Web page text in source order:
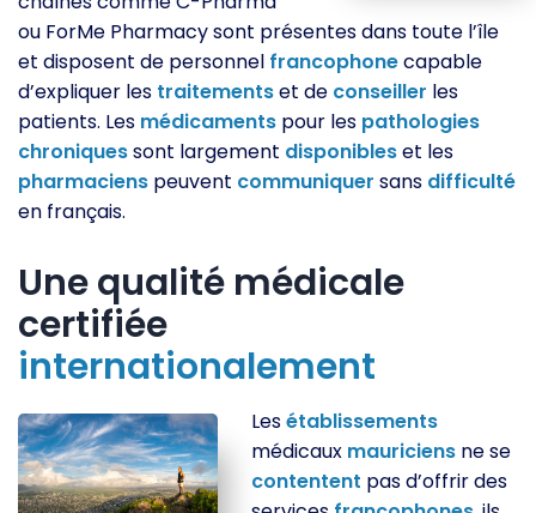
ou ForMe Pharmacy sont présentes dans toute l’île
et disposent de personnel francophonecapable
d’expliquer les traitementset de conseiller les
patients. Les médicaments pour les pathologies
chroniquessont largement disponibleset les
pharmaciens peuvent communiquer sans difficulté
en français.
Une qualité médicale
certifiée
internationalement
Lesétablissements
médicaux mauriciens ne se
contentent pas d’offrir des